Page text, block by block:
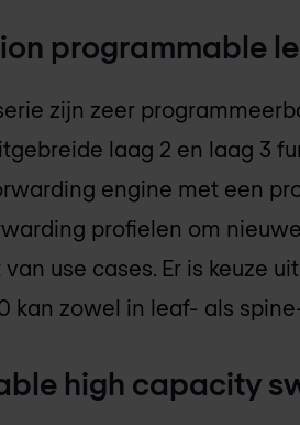
programmable
zijn zeer
laag 2 en laag 3
engine met een
profielen om
use cases. Er is keuze
kan zowel in leaf- als
high capacity